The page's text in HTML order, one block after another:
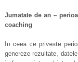
Jumatate de an –
coaching
In ceea ce priveste
genereze rezultate,